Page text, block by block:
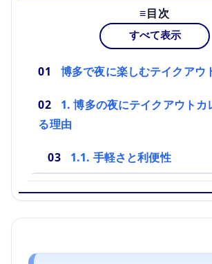
目次
すべて表示
博多で夜に楽しむテイクアウ
1. 博多の夜にテイクアウトカ
る理由
1.1. 手軽さと利便性